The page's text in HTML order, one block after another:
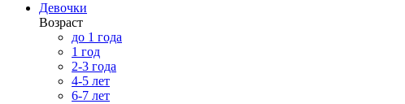
Девочки
Возраст
до 1 года
1 год
2-3 года
4-5 лет
6-7 лет